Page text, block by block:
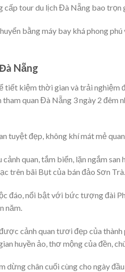
cấp tour du lịch Đà Nẵng bao trọn
bằng máy bay khá phong
Nẵng
tiết kiệm thời gian và trải
quan Đà Nẵng 3 ngày 2 đêm
tuyệt đẹp, không khí mát mẻ
quan, tắm biển, lặn ngắm
trên bãi Bụt của bán đảo Sơn Trà.
đáo, nổi bật với bức tượng đài
năm.
cảnh quan tươi đẹp của
huyền ảo, thơ mộng của đền,
dừng chân cuối cùng cho ngày